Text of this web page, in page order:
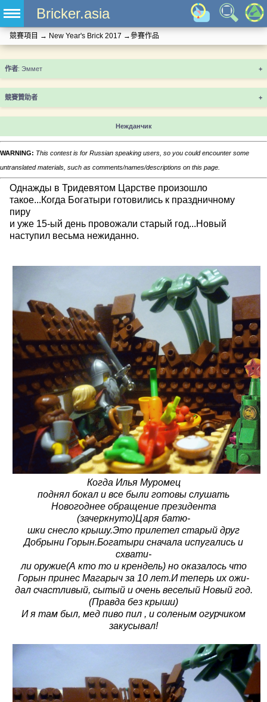
Bricker.asia
競賽項目 → New Year's Brick 2017 →參賽作品
+
競賽贊助者 +
Нежданчик
WARNING: This contest is for Russian speaking users, so you could encounter some
untranslated materials, such as comments/names/descriptions on this page.
Однажды в Тридевятом Царстве произошло
такое...Когда Богатыри готовились к праздничному
пиру
и уже 15-ый день провожали старый год...Новый
наступил весьма нежиданно.
Когда Илья Муромец
поднял бокал и все были готовы слушать
Новогоднее обращение президента
(зачеркнуто)Царя батю-
шки снесло крышу.Это прилетел старый друг
Добрыни Горын.Богатыри сначала испугались и
схвати-
ли оружие(А кто то и крендель) но оказалось что
Горын принес Магарыч за 10 лет.И теперь их ожи-
дал счастливый, сытый и очень веселый Новый год.
(Правда без крыши)
И я там был, мед пиво пил , и соленым огурчиком
закусывал!